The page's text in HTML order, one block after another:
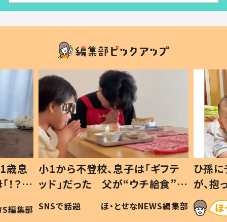
歳息
？」
編集部
小1から不登校、息子は「ギフテ
ッド」だった 父が“ウチ給食”を
作り続ける理由とは #令和の親
#令和の子
SNSで話題 ほ・とせなNEWS編集部
ひ孫
が、
「涙が
い」